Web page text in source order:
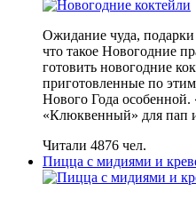
Ожидание чуда,
что такое Новогодние
готовить новогодние
приготовленные по
Нового Года
«Клюквенный» для пап
Читали 4876 чел.
Пицца с мидиями и